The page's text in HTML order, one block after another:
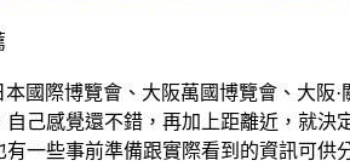
本國際博覽會、大阪萬國博覽會、大
己感覺還不錯，再加上距離近，就
一些事前準備跟實際看到的資訊可